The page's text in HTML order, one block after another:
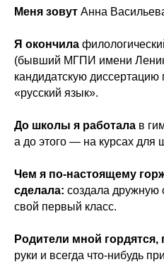
Меня зовут Анна
Я окончила
(бывший МГПИ имени
кандидатскую диссертацию
«русский язык».
До школы я работала в
а до этого — на курсах для
Чем я по-настоящему
сделала: создала дружную
свой первый класс.
Родители мной гордятся,
руки и всегда что-нибудь